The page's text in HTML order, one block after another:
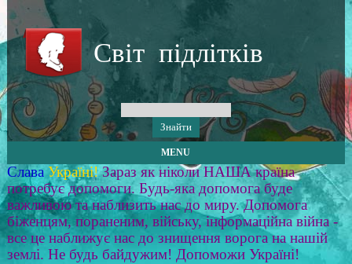
Світ підлітків
MENU
Слава Україні! Зараз як ніколи НАША країна
потребує допомоги. Будь-яка допомога буде
важливою та наблизить нас до миру. Допомога
біженцям, пораненим, війську, інформаційна війна -
все це наближує нас до знищення ворога на нашій
землі. Не будь байдужим! Допоможи Україні!